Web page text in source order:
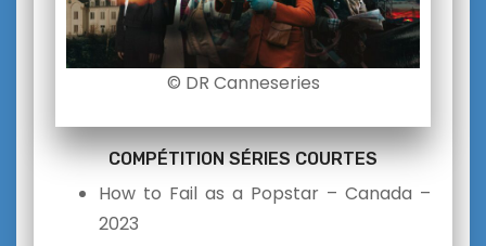
© DR Canneseries
COMPÉTITION SÉRIES COURTES
How to Fail as a Popstar – Canada –
2023